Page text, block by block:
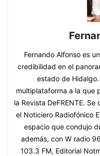
Fernando Alfonso es
credibilidad en el
estado de Hidalgo.
multiplataforma a la que
la Revista DeFRENTE.
el Noticiero Radiofónico
espacio que condujo
además, con W radio
103.3 FM, Editorial